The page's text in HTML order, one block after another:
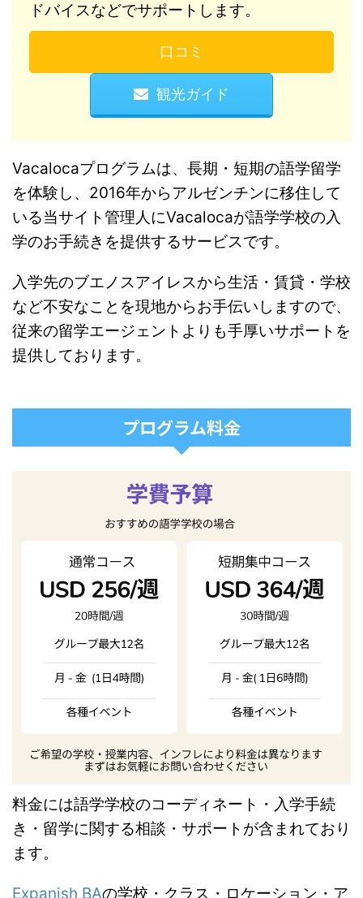
ドバイスなどでサポートします。
口コミ
観光ガイド
Vacalocaプログラムは、長期・短期の語学留学
を体験し、2016年からアルゼンチンに移住して
いる当サイト管理人にVacalocaが語学学校の入
学のお手続きを提供するサービスです。
入学先のブエノスアイレスから生活・賃貸・学校
など不安なことを現地からお手伝いしますので、
従来の留学エージェントよりも手厚いサポートを
提供しております。
プログラム料金
料金には語学学校のコーディネート・入学手続
き・留学に関する相談・サポートが含まれており
ます。
Expanish BAの学校・クラス・ロケーション・ア